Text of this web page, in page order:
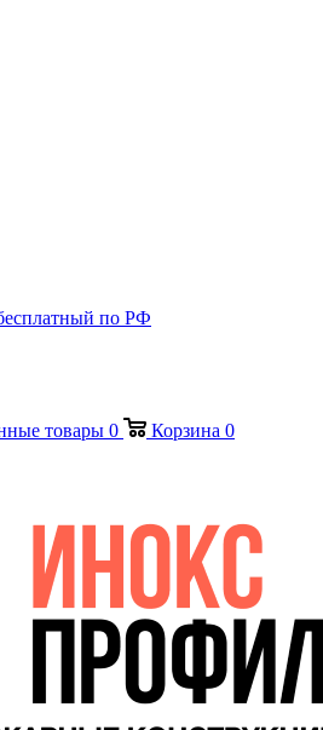
по РФ
товары 0 Корзина 0